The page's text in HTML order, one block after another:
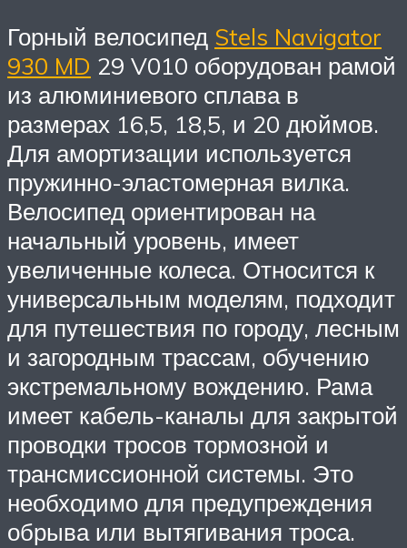
Горный велосипед Stels Navigator
930 MD 29 V010 оборудован рамой
из алюминиевого сплава в
размерах 16,5, 18,5, и 20 дюймов.
Для амортизации используется
пружинно-эластомерная вилка.
Велосипед ориентирован на
начальный уровень, имеет
увеличенные колеса. Относится к
универсальным моделям, подходит
для путешествия по городу, лесным
и загородным трассам, обучению
экстремальному вождению. Рама
имеет кабель-каналы для закрытой
проводки тросов тормозной и
трансмиссионной системы. Это
необходимо для предупреждения
обрыва или вытягивания троса.